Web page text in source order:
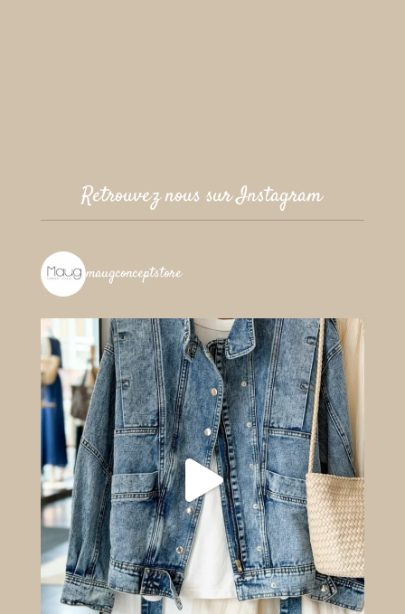
Retrouvez nous sur Instagram
maugconceptstore